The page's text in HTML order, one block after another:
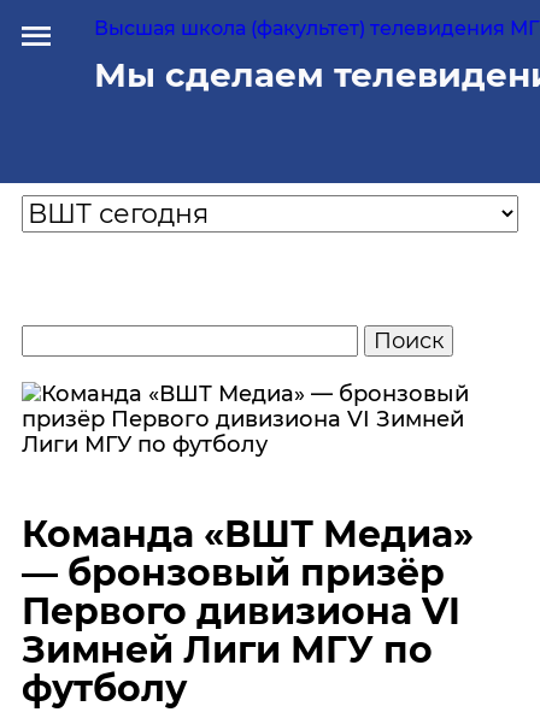
Высшая школа (факультет) телевидения
Мы сделаем
Команда «ВШТ Медиа»
— бронзовый призёр
Первого дивизиона VI
Зимней Лиги МГУ по
футболу